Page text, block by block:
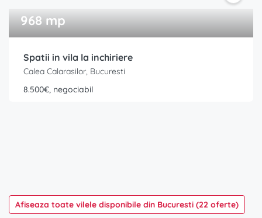
968 mp
Spatii in vila la inchiriere
Calea Calarasilor, Bucuresti
8.500€, negociabil
Afiseaza toate vilele disponibile din Bucuresti (22 oferte)